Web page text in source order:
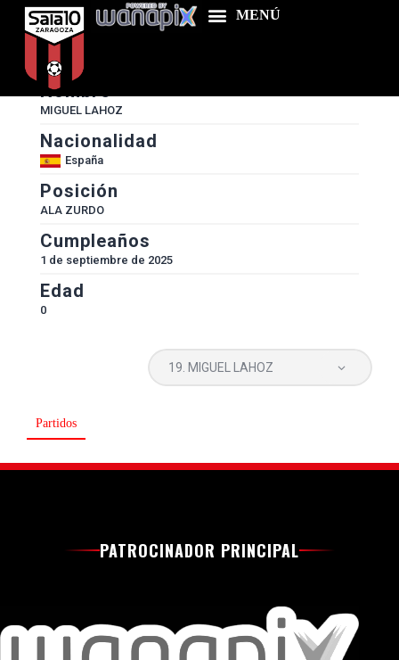
Home
Features
News
#
19
Nombre
MIGUEL LAHOZ
Nacionalidad
España
Posición
ALA ZURDO
Cumpleaños
1 de septiembre de 2025
Edad
0
Partidos
PATROCINADOR PRINCIPAL